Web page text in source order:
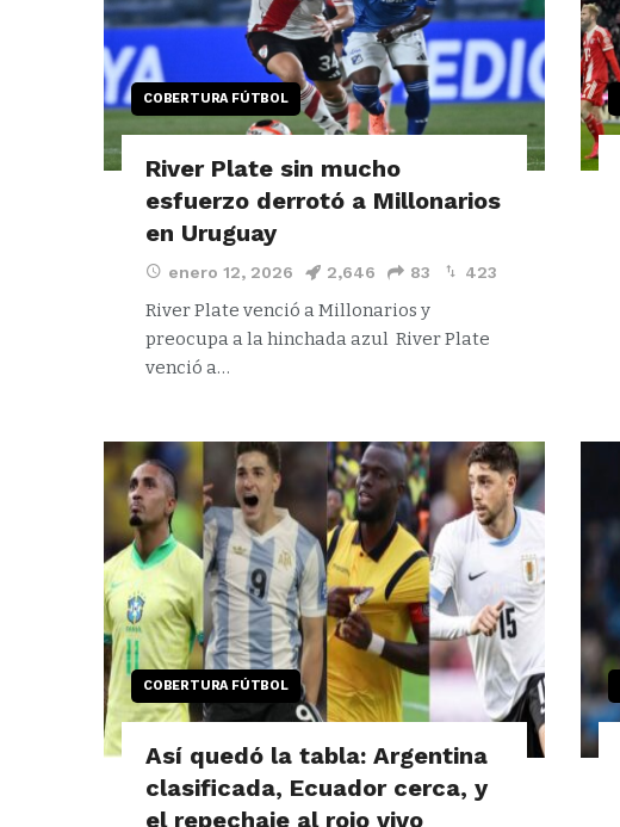
COBERTURA FÚTBOL
River Plate sin mucho
esfuerzo derrotó a Millonarios
en Uruguay
enero 12, 2026 2,646 83 423
River Plate venció a Millonarios y
preocupa a la hinchada azul River Plate
venció a…
COBERTURA FÚTBOL
Así quedó la tabla: Argentina
clasificada, Ecuador cerca, y
el repechaje al rojo vivo